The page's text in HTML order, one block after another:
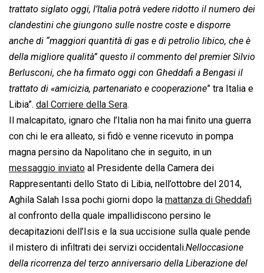
trattato siglato oggi, l’Italia potrà vedere ridotto il numero dei
clandestini che giungono sulle nostre coste e disporre
anche di “maggiori quantità di gas e di petrolio libico, che è
della migliore qualità” questo il commento del premier Silvio
Berlusconi, che ha firmato oggi con Gheddafi a Bengasi il
trattato di «amicizia, partenariato e cooperazione” tra Italia e
Libia”. dal Corriere della Sera.
Il malcapitato, ignaro che l’Italia non ha mai finito una guerra
con chi le era alleato, si fidò e venne ricevuto in pompa
magna persino da Napolitano che in seguito, in un
messaggio inviato al Presidente della Camera dei
Rappresentanti dello Stato di Libia, nell’ottobre del 2014,
Aghila Salah Issa pochi giorni dopo la mattanza di Gheddafi
al confronto della quale impallidiscono persino le
decapitazioni dell’Isis e la sua uccisione sulla quale pende
il mistero di infiltrati dei servizi occidentali.Nelloccasione
della ricorrenza del terzo anniversario della Liberazione del